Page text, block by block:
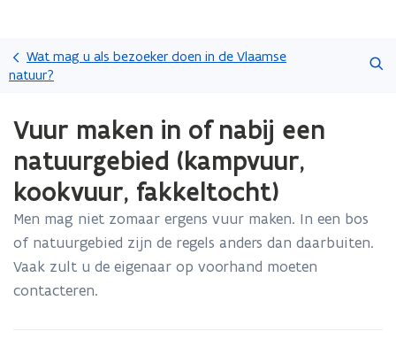
en
gaan
Wat mag u als bezoeker doen in de Vlaamse
natuur?
met
laden.
bevindt
zich
op:
Vuur
maken
Vuur maken in of nabij een
natuurgebied (kampvuur,
kookvuur, fakkeltocht)
Men mag niet zomaar ergens vuur maken. In een bos
of natuurgebied zijn de regels anders dan daarbuiten.
Vaak zult u de eigenaar op voorhand moeten
contacteren.